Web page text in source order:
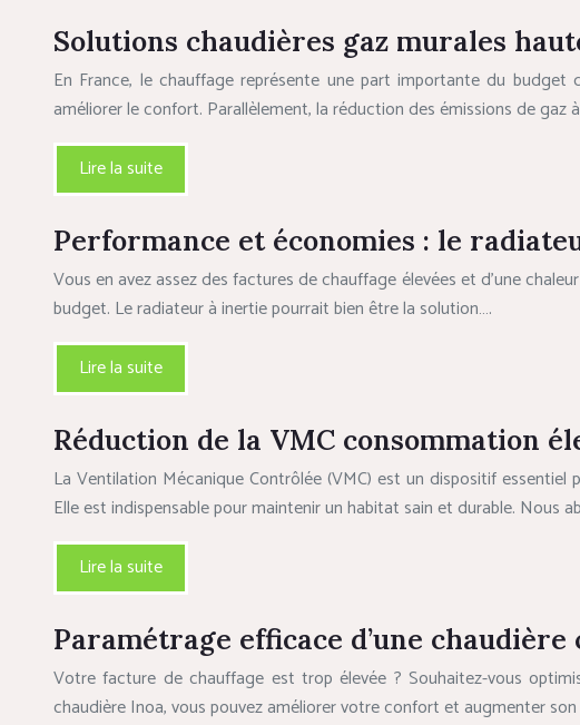
Solutions chaudières gaz murales
En France, le chauffage représente une part importante du
améliorer le confort. Parallèlement, la réduction des émissions de gaz
Lire la suite
Performance et économies : le
Vous en avez assez des factures de chauffage élevées et d’une
budget. Le radiateur à inertie pourrait bien être la solution….
Lire la suite
Réduction de la VMC consommation
La Ventilation Mécanique Contrôlée (VMC) est un dispositif essentiel
Elle est indispensable pour maintenir un habitat sain et durable. Nous
Lire la suite
Paramétrage efficace d’une
Votre facture de chauffage est trop élevée ? Souhaitez-vous
chaudière Inoa, vous pouvez améliorer votre confort et augmenter